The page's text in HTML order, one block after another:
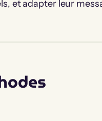
et adapter leur